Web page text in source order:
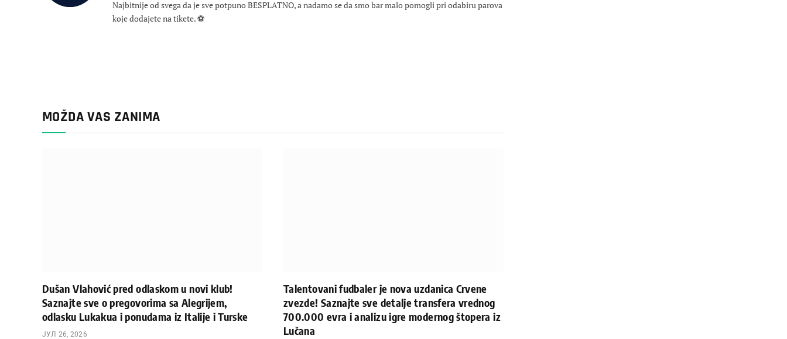
Najbitnije od svega da je sve potpuno BESPLATNO, a nadamo se da smo bar malo pomogli pri odabiru parova
koje dodajete na tikete. ⚽
MOŽDA VAS ZANIMA
Dušan Vlahović pred odlaskom u novi klub!
Saznajte sve o pregovorima sa Alegrijem,
odlasku Lukakua i ponudama iz Italije i Turske
ЈУЛ 26, 2026
Talentovani fudbaler je nova uzdanica Crvene
zvezde! Saznajte sve detalje transfera vrednog
700.000 evra i analizu igre modernog štopera iz
Lučana